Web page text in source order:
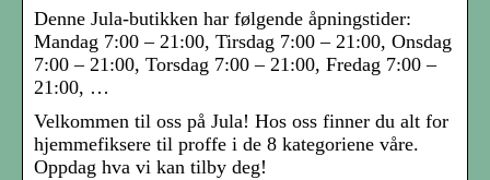
Denne Jula-butikken har følgende åpningstider:
Mandag 7:00 – 21:00, Tirsdag 7:00 – 21:00, Onsdag
7:00 – 21:00, Torsdag 7:00 – 21:00, Fredag 7:00 –
21:00, …
Velkommen til oss på Jula! Hos oss finner du alt for
hjemmefiksere til proffe i de 8 kategoriene våre.
Oppdag hva vi kan tilby deg!